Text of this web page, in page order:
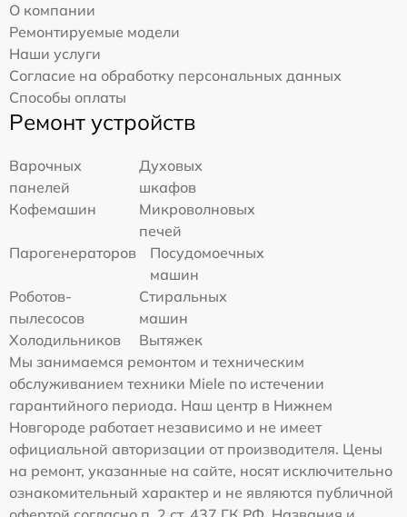
О компании
Ремонтируемые модели
Наши услуги
Согласие на обработку персональных данных
Способы оплаты
Ремонт устройств
Варочных
панелей
Духовых
шкафов
Кофемашин
Микроволновых
печей
Парогенераторов
Посудомоечных
машин
Роботов-
пылесосов
Стиральных
машин
Холодильников
Вытяжек
Мы занимаемся ремонтом и техническим
обслуживанием техники Miele по истечении
гарантийного периода. Наш центр в Нижнем
Новгороде работает независимо и не имеет
официальной авторизации от производителя. Цены
на ремонт, указанные на сайте, носят исключительно
ознакомительный характер и не являются публичной